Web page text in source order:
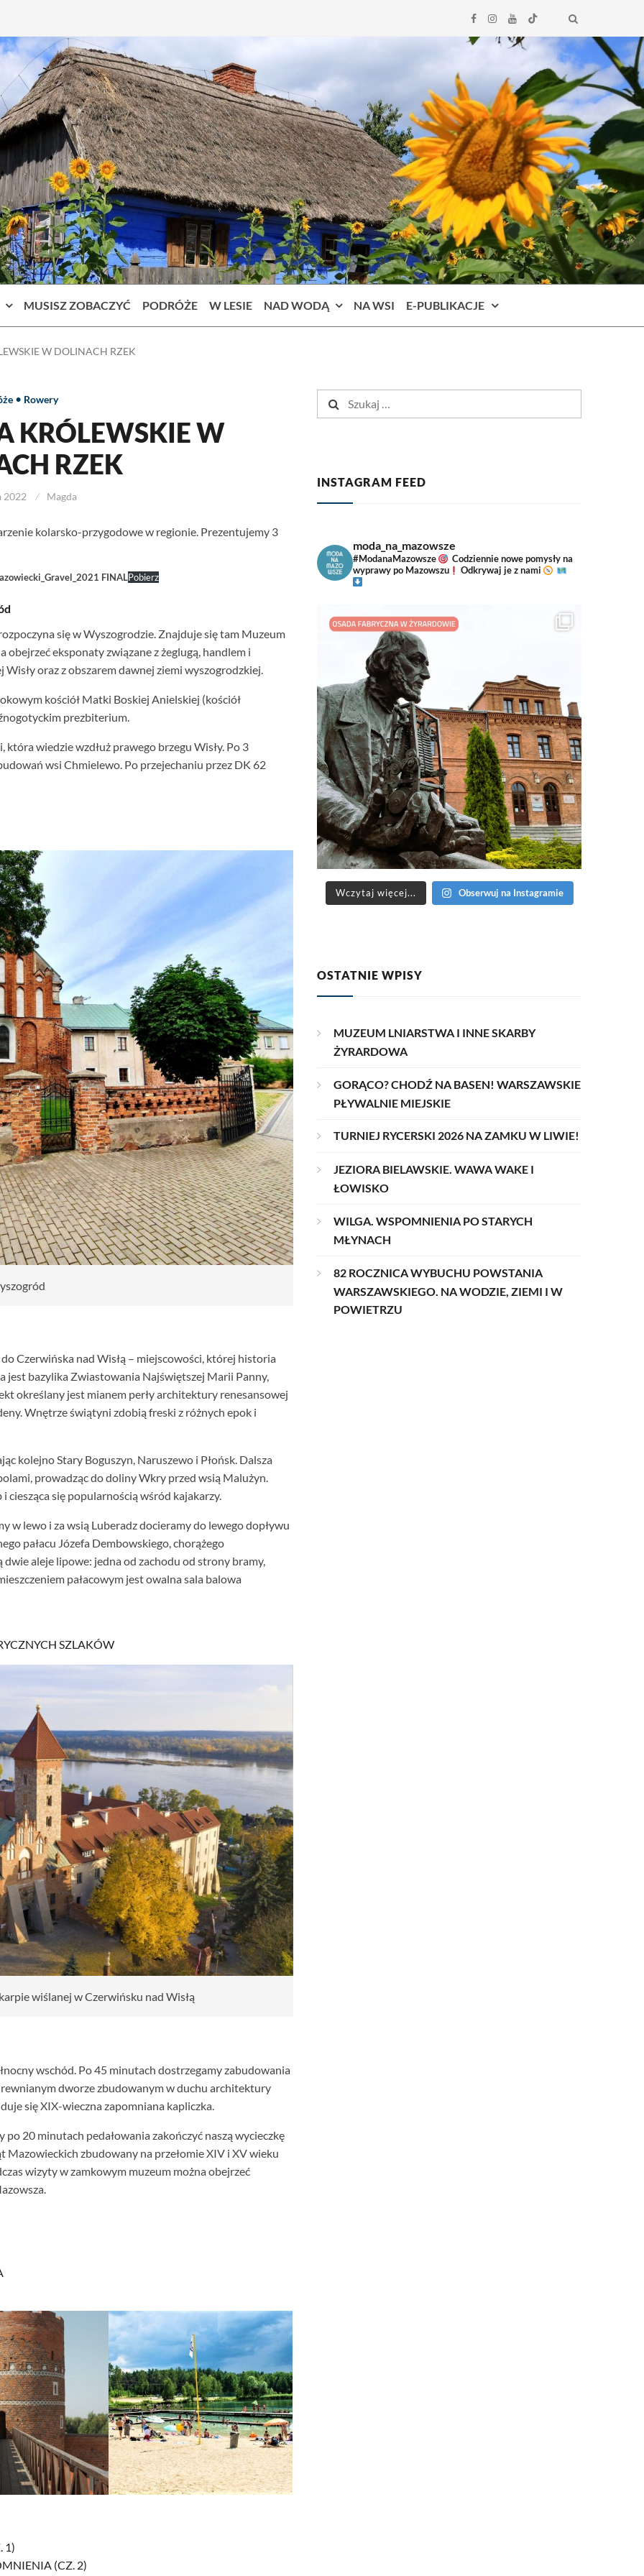
Search
MUSISZ ZOBACZYĆ PODRÓŻE W LESIE NAD WODĄ NA WSI E-PUBLIKACJE
W DOLINACH RZEK
• Rowery
KRÓLEWSKIE W
RZEK
2022 Magda
kolarsko-przygodowe w regionie. Prezentujemy 3
FINALPobierz
się w Wyszogrodzie. Znajduje się tam Muzeum
eksponaty związane z żeglugą, handlem i
oraz z obszarem dawnej ziemi wyszogrodzkiej.
kościół Matki Boskiej Anielskiej (kościół
prezbiterium.
wiedzie wzdłuż prawego brzegu Wisły. Po 3
wsi Chmielewo. Po przejechaniu przez DK 62
Czerwińska nad Wisłą – miejscowości, której historia
jest bazylika Zwiastowania Najświętszej Marii Panny,
określany jest mianem perły architektury renesansowej
Wnętrze świątyni zdobią freski z różnych epok i
kolejno Stary Boguszyn, Naruszewo i Płońsk. Dalsza
prowadząc do doliny Wkry przed wsią Malużyn.
się popularnością wśród kajakarzy.
w lewo i za wsią Luberadz docieramy do lewego dopływu
pałacu Józefa Dembowskiego, chorążego
aleje lipowe: jedna od zachodu od strony bramy,
pałacowym jest owalna sala balowa
SZLAKÓW
wiślanej w Czerwińsku nad Wisłą
wschód. Po 45 minutach dostrzegamy zabudowania
dworze zbudowanym w duchu architektury
się XIX-wieczna zapomniana kapliczka.
20 minutach pedałowania zakończyć naszą wycieczkę
zbudowany na przełomie XIV i XV wieku
wizyty w zamkowym muzeum można obejrzeć
1)
(CZ. 2)
Szukaj:
INSTAGRAM FEED
moda_na_mazowsze
#ModanaMazowsze
Codziennie nowe pomysły na
wyprawy po Mazowszu
Odkrywaj je z nami
Wczytaj więcej... Obserwuj na Instagramie
OSTATNIE WPISY
MUZEUM LNIARSTWA I INNE SKARBY
ŻYRARDOWA
GORĄCO? CHODŹ NA BASEN! WARSZAWSKIE
PŁYWALNIE MIEJSKIE
TURNIEJ RYCERSKI 2026 NA ZAMKU W LIWIE!
JEZIORA BIELAWSKIE. WAWA WAKE I
ŁOWISKO
WILGA. WSPOMNIENIA PO STARYCH
MŁYNACH
82 ROCZNICA WYBUCHU POWSTANIA
WARSZAWSKIEGO. NA WODZIE, ZIEMI I W
POWIETRZU